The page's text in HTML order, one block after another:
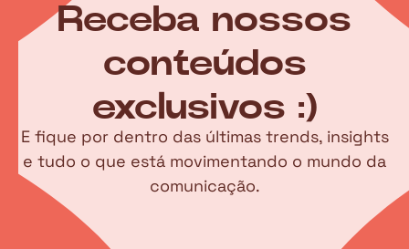
Receba nossos
conteúdos
exclusivos :)
E fique por dentro das últimas trends, insights
e tudo o que está movimentando o mundo da
comunicação.